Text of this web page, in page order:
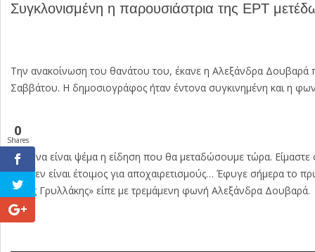
Συγκλονισμένη η παρουσιάστρια της ΕΡΤ
Την ανακοίνωση του θανάτου του, έκανε η Αλεξάνδρα Δουβαρά
Σαββάτου. Η δημοσιογράφος ήταν έντονα συγκινημένη και η
«Σαν να είναι ψέμα η είδηση που θα μεταδώσουμε τώρα. Είμαστε
μας δεν είναι έτοιμος για αποχαιρετισμούς… Έφυγε σήμερα το
Νίκος Γρυλλάκης» είπε με τρεμάμενη φωνή Αλεξάνδρα Δουβαρά.
0
Shares